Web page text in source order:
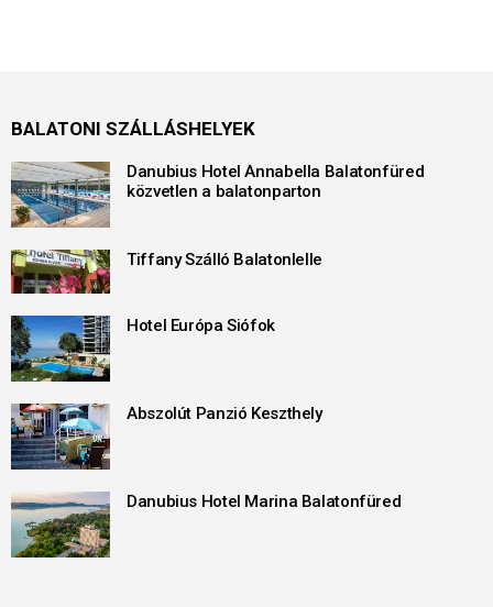
BALATONI SZÁLLÁSHELYEK
Danubius Hotel Annabella Balatonfüred
közvetlen a balatonparton
Tiffany Szálló Balatonlelle
Hotel Európa Siófok
Abszolút Panzió Keszthely
Danubius Hotel Marina Balatonfüred